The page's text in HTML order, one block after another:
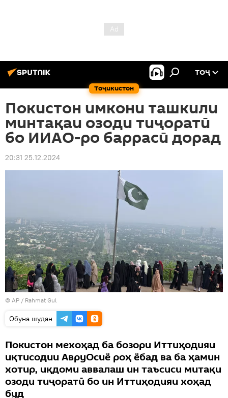
Тоҷикистон
ТОҶ
Покистон имкони ташкили
минтақаи озоди тиҷоратӣ
бо ИИАО-ро баррасӣ дорад
20:31 25.12.2024
© AP / Rahmat Gul
Обуна шудан
Покистон мехоҳад ба бозори Иттиҳодияи
иқтисодии АвруОсиё роҳ ёбад ва ба ҳамин
хотир, иқдоми аввалаш ин таъсиси митақи
озоди тиҷоратӣ бо ин Иттиҳодияи хоҳад
буд